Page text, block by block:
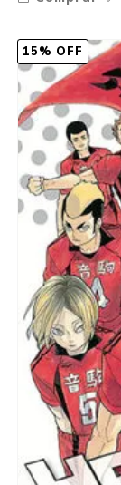
15% OFF